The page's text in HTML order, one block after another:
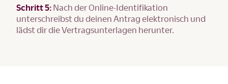
Schritt 5: Nach der Online-Identifikation
unterschreibst du deinen Antrag elektronisch und
lädst dir die Vertragsunterlagen herunter.